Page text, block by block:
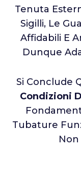
Tenuta
Sigilli, Le
Affidabili E
Dunque
Si Conclude
Condizioni
Tubature